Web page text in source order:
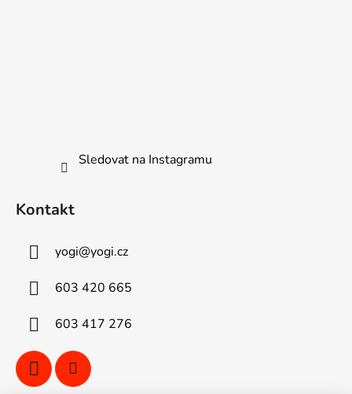
Sledovat na Instagramu
Kontakt
yogi@yogi.cz
603 420 665
603 417 276